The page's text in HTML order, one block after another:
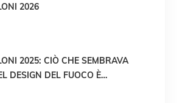
2026
2025: CIÒ CHE SEMBRAVA
DESIGN DEL FUOCO È